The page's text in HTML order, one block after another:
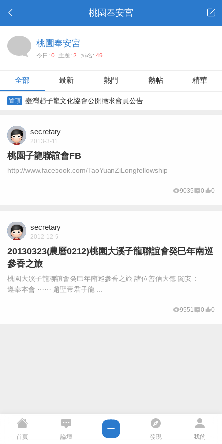
桃園奉安宮
桃園奉安宮
今日: 0 主題: 2 排名: 49
全部 最新 熱門 熱帖 精華
置頂 臺灣趙子龍文化協會公開徵求會員公告
secretary
2013-3-11
桃園子龍聯誼會FB
http://www.facebook.com/TaoYuanZiLongfellowship
9035 0 0
secretary
2012-12-5
20130323(農曆0212)桃園大溪子龍聯誼會癸巳年南巡
參香之旅
桃園大溪子龍聯誼會癸巳年南巡參香之旅 諸位善信大德 閤安：
遵奉本會 ⋯⋯ 趙聖帝君子龍 ...
9551 0 0
首頁 論壇 發現 我的